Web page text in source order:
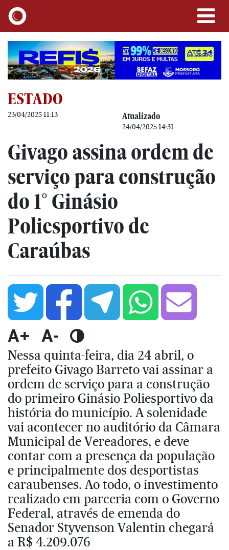
ESTADO
23/04/2025 11:13 Atualizado
24/04/2025 14:31
Givago assina ordem de
serviço para construção
do 1° Ginásio
Poliesportivo de
Caraúbas
A+ A-
Nessa quinta-feira, dia 24 abril, o
prefeito Givago Barreto vai assinar a
ordem de serviço para a construção
do primeiro Ginásio Poliesportivo da
história do município. A solenidade
vai acontecer no auditório da Câmara
Municipal de Vereadores, e deve
contar com a presença da população
e principalmente dos desportistas
caraubenses. Ao todo, o investimento
realizado em parceria com o Governo
Federal, através de emenda do
Senador Styvenson Valentin chegará
a R$ 4.209.076